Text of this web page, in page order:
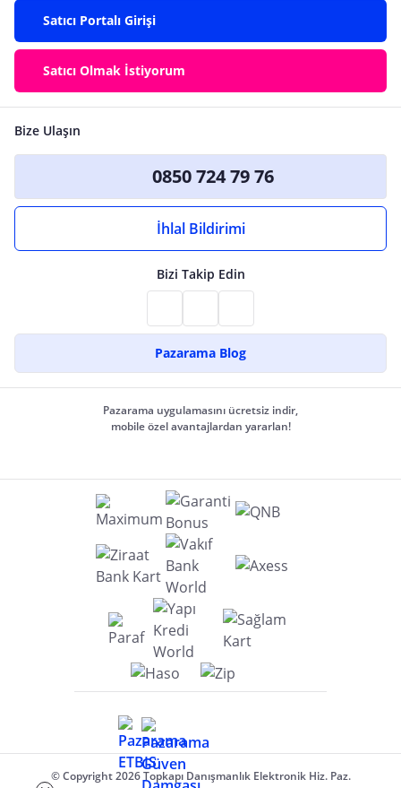
Satıcı Portalı Girişi
Satıcı Olmak İstiyorum
Bize Ulaşın
0850 724 79 76
İhlal Bildirimi
Bizi Takip Edin
Pazarama Blog
Pazarama uygulamasını ücretsiz indir,
mobile özel avantajlardan yararlan!
© Copyright 2026 Topkapı Danışmanlık Elektronik Hiz. Paz.